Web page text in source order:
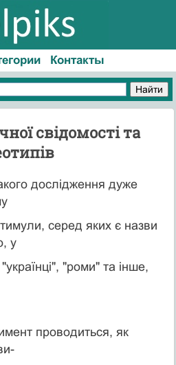
Контакты
свідомості та
дослідження дуже
серед яких є назви
у
"роми" та інше,
проводиться, як